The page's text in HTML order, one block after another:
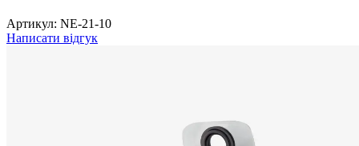
Артикул: NE-21-10
Написати відгук